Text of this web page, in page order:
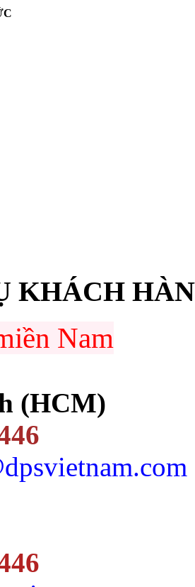
KHÁCH
Nam
(HCM)